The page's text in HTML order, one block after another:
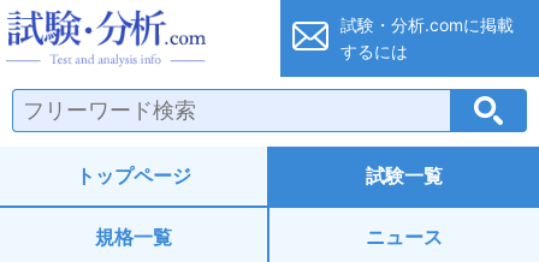
試験・分析
試験・分析.comに掲載
するには
トップページ 試験一覧
規格一覧 ニュース